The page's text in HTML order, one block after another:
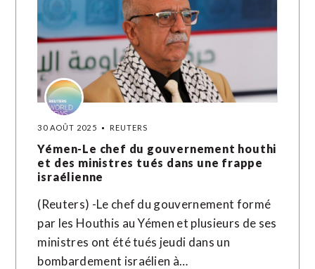
30 AOÛT 2025 REUTERS
Yémen-Le chef du gouvernement houthi
et des ministres tués dans une frappe
israélienne
(Reuters) -Le chef du gouvernement formé
par les Houthis au Yémen et plusieurs de ses
ministres ont été tués jeudi dans un
bombardement israélien à…